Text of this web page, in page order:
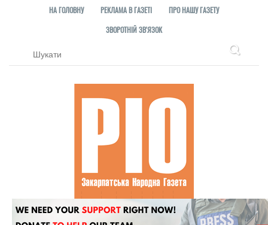
НА ГОЛОВНУ РЕКЛАМА В ГАЗЕТІ
ПРО НАШУ ГАЗЕТУ
ЗВОРОТНІЙ ЗВ'ЯЗОК